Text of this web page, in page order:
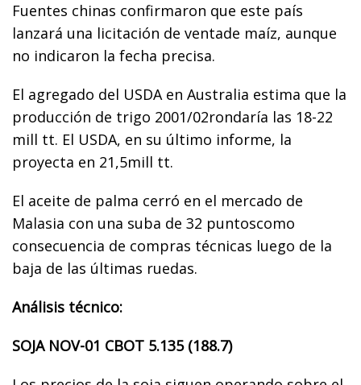
Fuentes chinas confirmaron que este país
lanzará una licitación de ventade maíz, aunque
no indicaron la fecha precisa.
El agregado del USDA en Australia estima que la
producción de trigo 2001/02rondaría las 18-22
mill tt. El USDA, en su último informe, la
proyecta en 21,5mill tt.
El aceite de palma cerró en el mercado de
Malasia con una suba de 32 puntoscomo
consecuencia de compras técnicas luego de la
baja de las últimas ruedas.
Análisis técnico:
SOJA NOV-01 CBOT 5.135 (188.7)